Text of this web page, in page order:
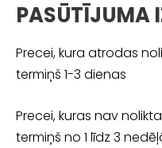
PASŪTĪJUMA
Precei, kura atrodas
termiņš 1-3 dienas
Precei, kuras nav
termiņš no 1 līdz 3